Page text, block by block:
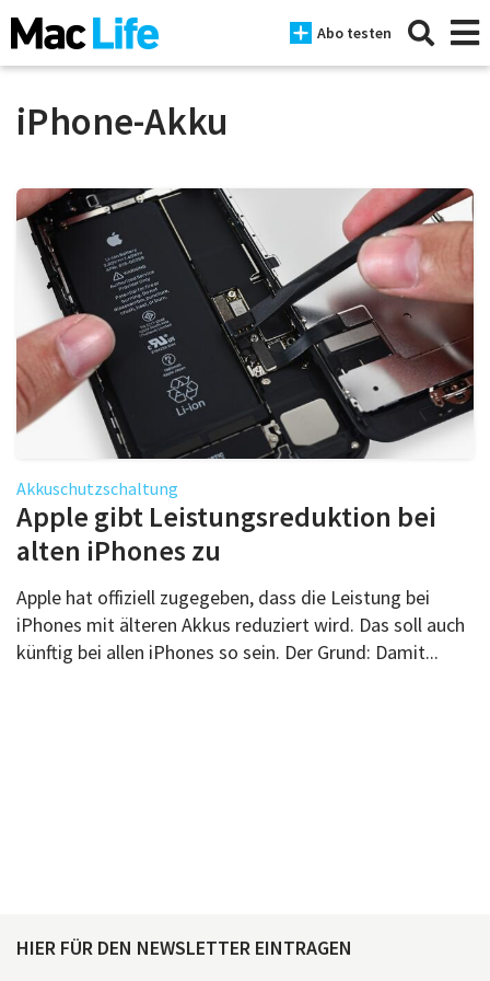
Abo testen
iPhone
Mac
iPad
Tests
Tipps
Über uns
Podcast
Mac Life+
iPhone-Akku
Akkuschutzschaltung
Apple gibt Leistungsreduktion bei
alten iPhones zu
Apple hat offiziell zugegeben, dass die Leistung bei
iPhones mit älteren Akkus reduziert wird. Das soll auch
künftig bei allen iPhones so sein. Der Grund: Damit...
HIER FÜR DEN NEWSLETTER EINTRAGEN